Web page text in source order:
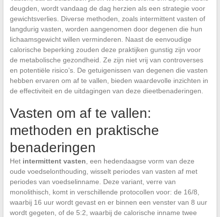
deugden, wordt vandaag de dag herzien als een strategie voor
gewichtsverlies. Diverse methoden, zoals intermittent vasten of
langdurig vasten, worden aangenomen door degenen die hun
lichaamsgewicht willen verminderen. Naast de eenvoudige
calorische beperking zouden deze praktijken gunstig zijn voor
de metabolische gezondheid. Ze zijn niet vrij van controverses
en potentiële risico’s. De getuigenissen van degenen die vasten
hebben ervaren om af te vallen, bieden waardevolle inzichten in
de effectiviteit en de uitdagingen van deze dieetbenaderingen.
Vasten om af te vallen:
methoden en praktische
benaderingen
Het intermittent vasten , een hedendaagse vorm van deze
oude voedselonthouding, wisselt periodes van vasten af met
periodes van voedselinname. Deze variant, verre van
monolithisch, komt in verschillende protocollen voor: de 16/8,
waarbij 16 uur wordt gevast en er binnen een venster van 8 uur
wordt gegeten, of de 5:2, waarbij de calorische inname twee